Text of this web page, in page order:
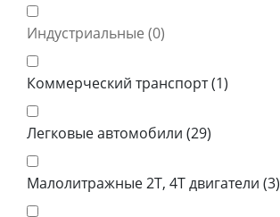
Индустриальные (0)
Коммерческий транспорт (1)
Легковые автомобили (29)
Малолитражные 2Т, 4Т двигатели (3)